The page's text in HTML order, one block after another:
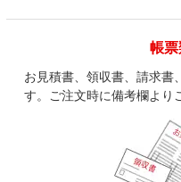
帳票
お見積書、領収書、請求書
す。ご注文時に備考欄より